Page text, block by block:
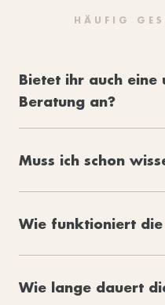
HÄUFIG
Bietet ihr auch eine
Beratung an?
Muss ich schon
Wie funktioniert die
Wie lange dauert